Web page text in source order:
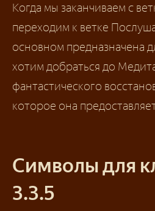
Когда мы заканчиваем с
переходим к ветке
основном предназначена
хотим добраться до
фантастического
которое она
Символы для
3.3.5